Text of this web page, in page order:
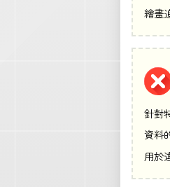
繪畫
針對
資料
用於